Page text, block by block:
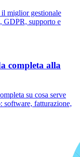
miglior gestionale
GDPR, supporto e
completa alla
su cosa serve
software, fatturazione,